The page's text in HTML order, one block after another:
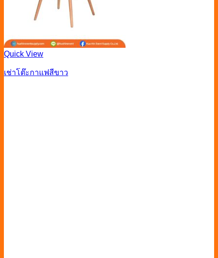
Quick View
เช่าโต๊ะกาแฟสีขาว